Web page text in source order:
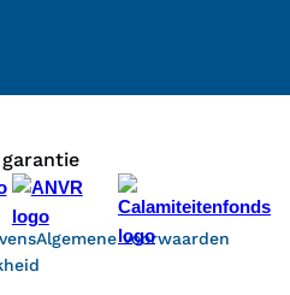
Algemene voorwaarden